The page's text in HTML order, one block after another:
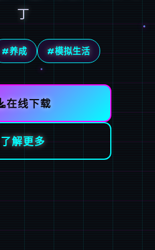
丁
#养成 #模拟生活
在线下载
了解更多